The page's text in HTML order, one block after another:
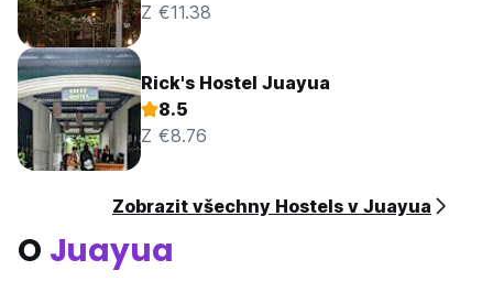
Z €11.38
Rick's Hostel Juayua
8.5
Z €8.76
Zobrazit všechny Hostels v Juayua
O Juayua